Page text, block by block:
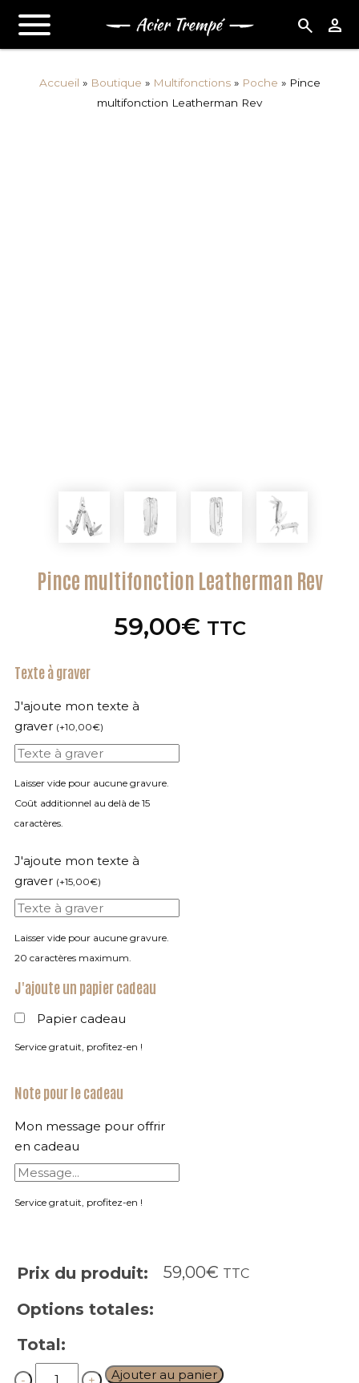
search person
Accueil » Boutique » Multifonctions» Poche » Pince
multifonction Leatherman Rev
Pince multifonction Leatherman Rev
59,00€ TTC
Texte à graver
J'ajoute mon texte à
graver (+10,00€)
Laisser vide pour aucune gravure.
Coût additionnel au delà de 15
caractères.
J'ajoute mon texte à
graver (+15,00€)
Laisser vide pour aucune gravure.
20 caractères maximum.
J'ajoute un papier cadeau
Papier cadeau
Service gratuit, profitez-en !
Note pour le cadeau
Mon message pour offrir
en cadeau
Service gratuit, profitez-en !
Prix du produit: 59,00€ TTC
Options totales:
Total:
Quantity Ajouter au panier